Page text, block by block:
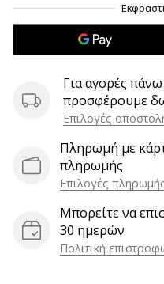
ιστότοπο,
ιστολόγιο,
Facebook
φόρουμ
συζητήσεων;
Αφήστε
σας
αποφέρουν
Για αγορές
προσφέρουμε
Επιλογές
Πληρωμή με
πληρωμής
Επιλογές
Μπορείτε να
30 ημερών
Πολιτική